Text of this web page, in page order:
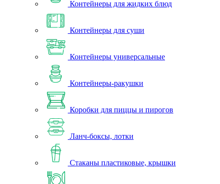
Контейнеры для жидких блюд
Контейнеры для суши
Контейнеры универсальные
Контейнеры-ракушки
Коробки для пиццы и пирогов
Ланч-боксы, лотки
Стаканы пластиковые, крышки